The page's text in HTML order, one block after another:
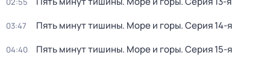
03:47 Пять минут тишины. Море и горы. Серия 14-я
04:40 Пять минут тишины. Море и горы. Серия 15-я